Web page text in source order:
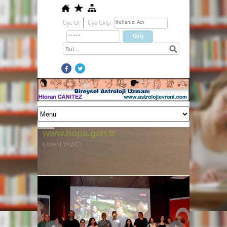
Üye Ol Üye Girişi
www.hopa.gen.tr
Levent YAZICI